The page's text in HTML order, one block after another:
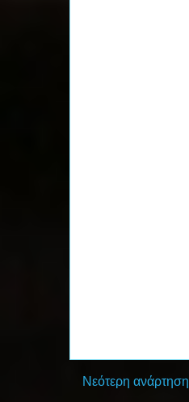
Νεότερη ανάρτηση